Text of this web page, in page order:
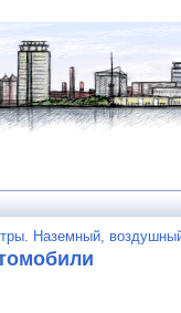
Наземный,